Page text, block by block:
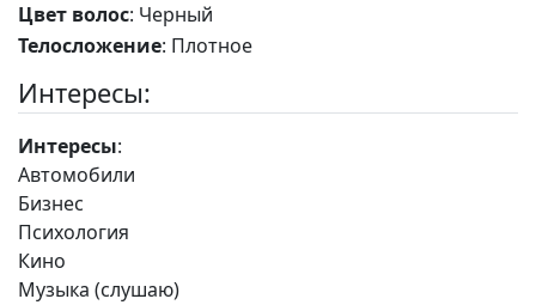
Цвет волос: Черный
Телосложение: Плотное
Интересы:
Интересы:
Автомобили
Бизнес
Психология
Кино
Музыка (слушаю)